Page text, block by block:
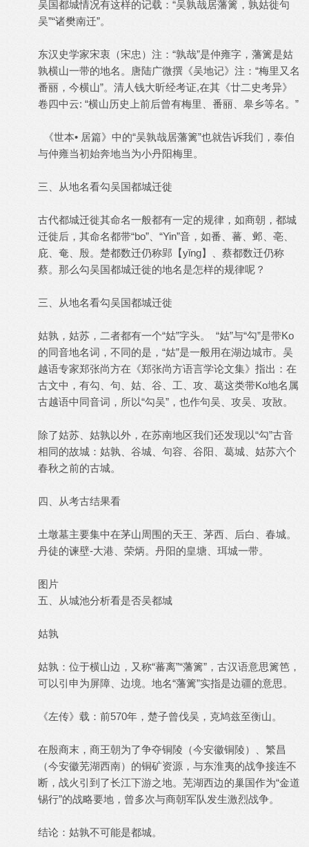
吴国都城情况有这样的记载：“吴孰哉居藩篱，孰姑徙句
吴”“诸樊南迁”。
东汉史学家宋衷（宋忠）注：“孰哉”是仲雍字，藩篱是姑
孰横山一带的地名。唐陆广微撰《吴地记》注：“梅里又名
番丽，今横山”。清人钱大昕经考证,在其《廿二史考异》
卷四中云: “横山历史上前后曾有梅里、番丽、皋乡等名。”
《世本• 居篇》中的“吴孰哉居藩篱”也就告诉我们，泰伯
与仲雍当初始奔地当为小丹阳梅里。
三、从地名看勾吴国都城迁徙
古代都城迁徙其命名一般都有一定的规律，如商朝，都城
迁徙后，其命名都带“bo”、“Yin”音，如番、蕃、邺、亳、
庇、奄、殷。楚都数迁仍称郢【yǐng】、蔡都数迁仍称
蔡。那么勾吴国都城迁徙的地名是怎样的规律呢？
三、从地名看勾吴国都城迁徙
姑孰，姑苏，二者都有一个“姑”字头。 “姑”与“勾”是带Ko
的同音地名词，不同的是，“姑”是一般用在湖边城市。吴
越语专家郑张尚方在《郑张尚方语言学论文集》指出：在
古文中，有勾、句、姑、谷、工、攻、葛这类带Ko地名属
古越语中同音词，所以“勾吴”，也作句吴、攻吴、攻敔。
除了姑苏、姑孰以外，在苏南地区我们还发现以“勾”古音
相同的故城：姑孰、谷城、句容、谷阳、葛城、姑苏六个
春秋之前的古城。
四、从考古结果看
土墩墓主要集中在茅山周围的天王、茅西、后白、春城。
丹徒的谏壁-大港、荣炳。丹阳的皇塘、珥城一带。
图片
五、从城池分析看是否吴都城
姑孰
姑孰：位于横山边，又称“蕃离”“藩篱”，古汉语意思篱笆，
可以引申为屏障、边境。地名“藩篱”实指是边疆的意思。
《左传》载：前570年，楚子曾伐吴，克鸠兹至衡山。
在殷商末，商王朝为了争夺铜陵（今安徽铜陵）、繁昌
（今安徽芜湖西南）的铜矿资源，与东淮夷的战争接连不
断，战火引到了长江下游之地。芜湖西边的巢国作为“金道
锡行”的战略要地，曾多次与商朝军队发生激烈战争。
结论：姑孰不可能是都城。